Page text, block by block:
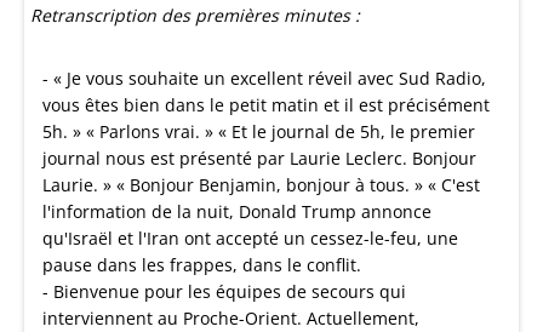
Retranscription des premières minutes :
- « Je vous souhaite un excellent réveil avec Sud Radio,
vous êtes bien dans le petit matin et il est précisément
5h. » « Parlons vrai. » « Et le journal de 5h, le premier
journal nous est présenté par Laurie Leclerc. Bonjour
Laurie. » « Bonjour Benjamin, bonjour à tous. » « C'est
l'information de la nuit, Donald Trump annonce
qu'Israël et l'Iran ont accepté un cessez-le-feu, une
pause dans les frappes, dans le conflit.
- Bienvenue pour les équipes de secours qui
interviennent au Proche-Orient. Actuellement,